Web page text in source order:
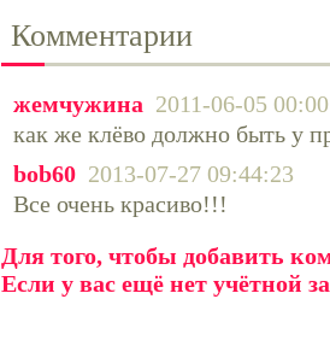
Комментарии
жемчужина 2011-06-05
как же клёво должно быть у
bob60 2013-07-27 09:44:23
Все очень красиво!!!
Для того, чтобы добавить
Если у вас ещё нет учётной